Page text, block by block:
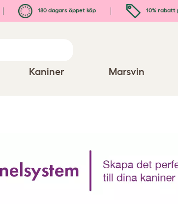
180 dagars öppet köp 10% rabatt
Kaniner Marsvin